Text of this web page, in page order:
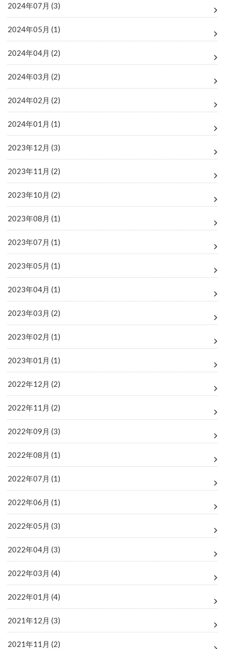
2024年07月 (3)
2024年05月 (1)
2024年04月 (2)
2024年03月 (2)
2024年02月 (2)
2024年01月 (1)
2023年12月 (3)
2023年11月 (2)
2023年10月 (2)
2023年08月 (1)
2023年07月 (1)
2023年05月 (1)
2023年04月 (1)
2023年03月 (2)
2023年02月 (1)
2023年01月 (1)
2022年12月 (2)
2022年11月 (2)
2022年09月 (3)
2022年08月 (1)
2022年07月 (1)
2022年06月 (1)
2022年05月 (3)
2022年04月 (3)
2022年03月 (4)
2022年01月 (4)
2021年12月 (3)
2021年11月 (2)